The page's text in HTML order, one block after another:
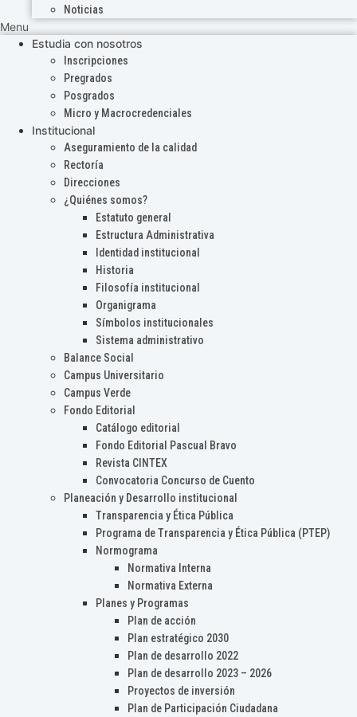
Noticias
Menu
Estudia con nosotros
Inscripciones
Pregrados
Posgrados
Micro y Macrocredenciales
Institucional
Aseguramiento de la calidad
Rectoría
Direcciones
¿Quiénes somos?
Estatuto general
Estructura Administrativa
Identidad institucional
Historia
Filosofía institucional
Organigrama
Símbolos institucionales
Sistema administrativo
Balance Social
Campus Universitario
Campus Verde
Fondo Editorial
Catálogo editorial
Fondo Editorial Pascual Bravo
Revista CINTEX
Convocatoria Concurso de Cuento
Planeación y Desarrollo institucional
Transparencia y Ética Pública
Programa de Transparencia y Ética Pública (PTEP)
Normograma
Normativa Interna
Normativa Externa
Planes y Programas
Plan de acción
Plan estratégico 2030
Plan de desarrollo 2022
Plan de desarrollo 2023 – 2026
Proyectos de inversión
Plan de Participación Ciudadana